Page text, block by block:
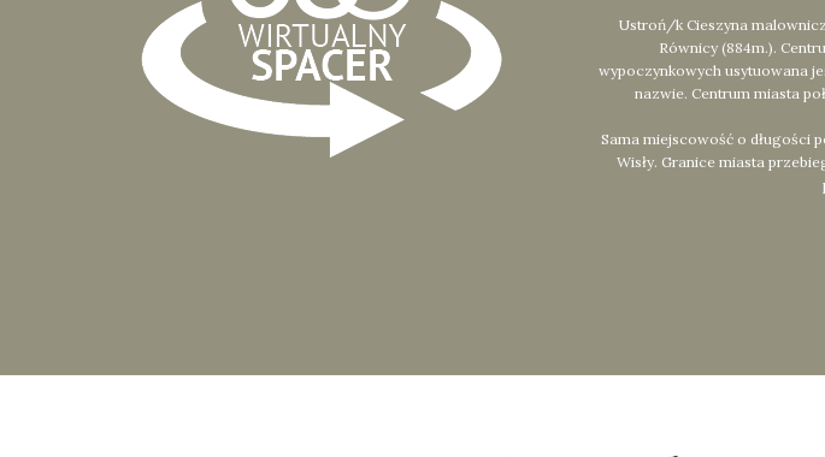
Ustroń/k Cieszyna
Równicy (884m.).
wypoczynkowych usytuowana
nazwie. Centrum miasta
Sama miejscowość o długości
Wisły. Granice miasta